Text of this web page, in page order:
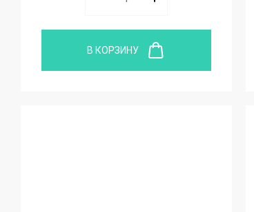
В КОРЗИНУ